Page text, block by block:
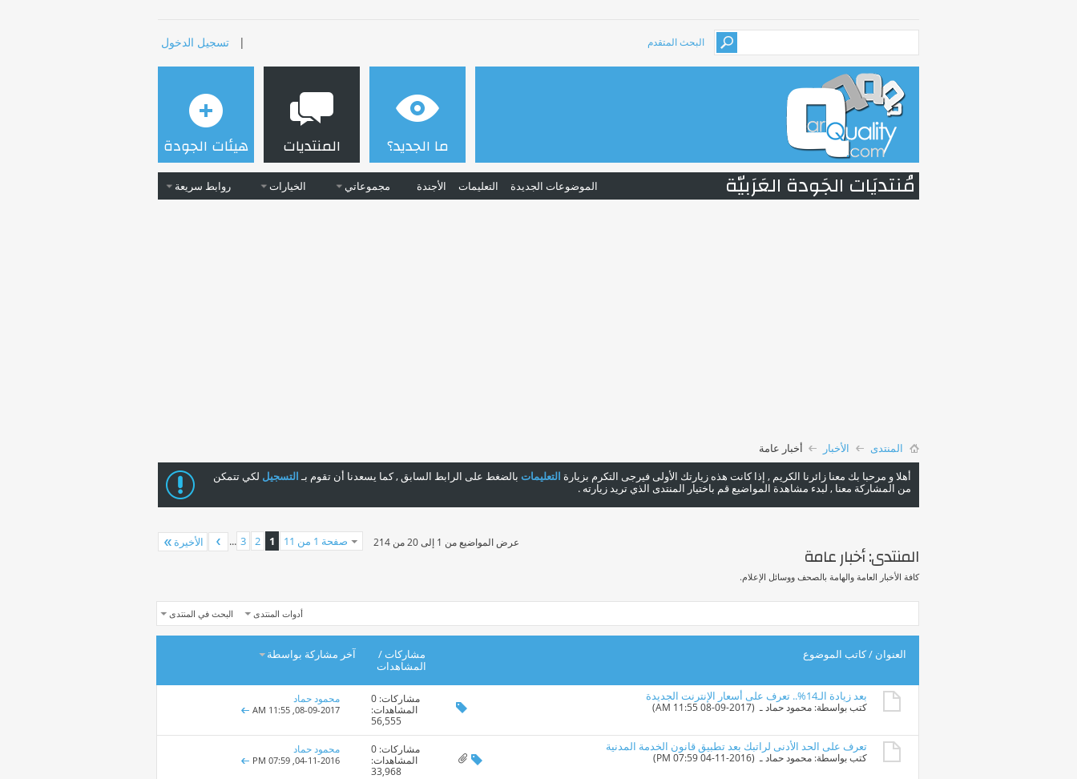
البحث المتقدم | تسجيل الدخول
ما الجديد؟ المنتديات
الموضوعات الجديدة التعليمات الأجندة مجموعاتي الخيارات روابط سريعة
هيئات الجودة
مُنتديَات الجَودة العَرَبيّة
المنتدى الأخبار
أخبار عامة
أهلا و مرحبا بك معنا زائرنا الكريم , إذا كانت هذه زيارتك الأولى فيرجى التكرم بزيارة التعليمات بالضغط على الرابط السابق , كما يسعدنا أن تقوم بـالتسجيل لكي تتمكن
من المشاركة معنا , لبدء مشاهدة المواضيع قم باختيار المنتدى الذي تريد زيارته .
صفحة 1 من 11 1
2
3
... الأخيرة عرض المواضيع من 1 إلى 20 من 214 المنتدى:أخبار عامة
كافة الأخبار العامة والهامة بالصحف ووسائل الإعلام.
أدوات المنتدى البحث في المنتدى
العنوان /كاتب الموضوع مشاركات/
المشاهدات
آخر مشاركة بواسطة
بعد زيادة الـ14%.. تعرف على أسعار الإنترنت الجديدة
كتب بواسطة: محمود حمادـ ‏ (08-09-2017 11:55 AM)
مشاركات: 0
المشاهدات:
56,555
محمود حماد
08-09-2017,
11:55 AM
تعرف على الحد الأدنى لراتبك بعد تطبيق قانون الخدمة المدنية
كتب بواسطة: محمود حمادـ ‏ (04-11-2016 07:59 PM)
مشاركات: 0
المشاهدات:
33,968
محمود حماد
04-11-2016,
07:59 PM